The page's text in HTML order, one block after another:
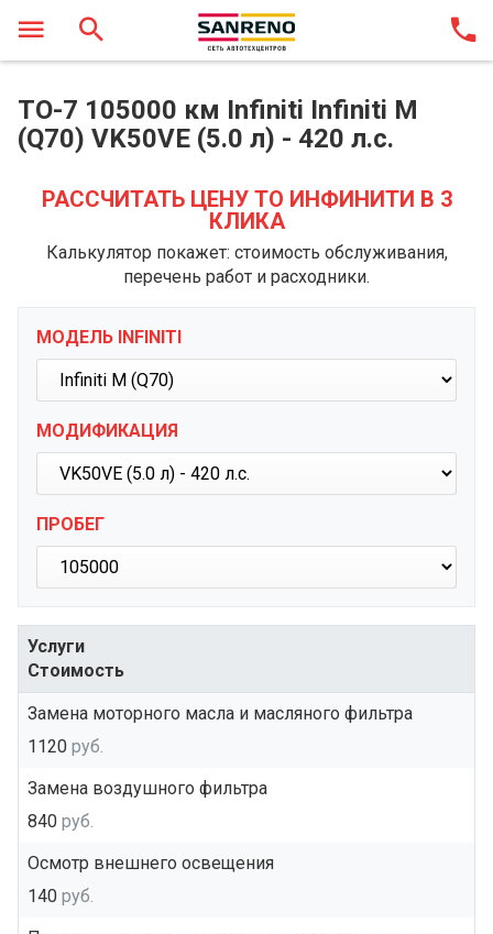
ТО-7 105000 км Infiniti Infiniti M
(Q70) VK50VE (5.0 л) - 420 л.с.
РАССЧИТАТЬ ЦЕНУ ТО ИНФИНИТИ В 3
КЛИКА
Калькулятор покажет: стоимость обслуживания,
перечень работ и расходники.
МОДЕЛЬ INFINITI
МОДИФИКАЦИЯ
ПРОБЕГ
Услуги
Стоимость
Замена моторного масла и масляного фильтра
1120 руб.
Замена воздушного фильтра
840 руб.
Осмотр внешнего освещения
140 руб.